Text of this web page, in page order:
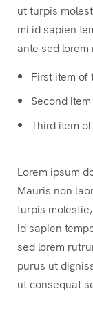
ut turpis
mi id sapien
ante sed
First item of
Second
Third item
Lorem ipsum
Mauris non
turpis
id sapien
sed lorem
purus ut
ut consequat